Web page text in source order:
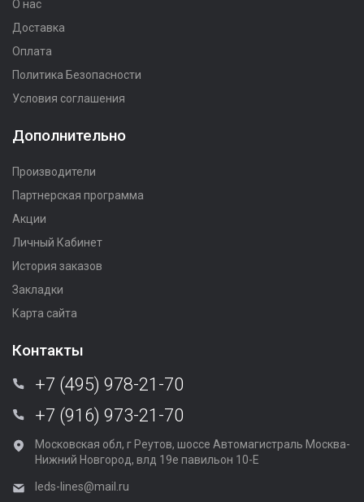
О нас
Доставка
Оплата
Политика Безопасности
Условия соглашения
Дополнительно
Производители
Партнерская программа
Акции
Личный Кабинет
История заказов
Закладки
Карта сайта
Контакты
+7 (495) 978-21-70
+7 (916) 973-21-70
Московская обл, г Реутов, шоссе Автомагистраль Москва-
Нижний Новгород, влд 19е павильон 10-Е
leds-lines@mail.ru